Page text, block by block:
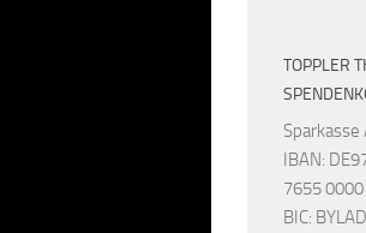
TOPPLER
Sparkasse
IBAN:
7655
BIC: